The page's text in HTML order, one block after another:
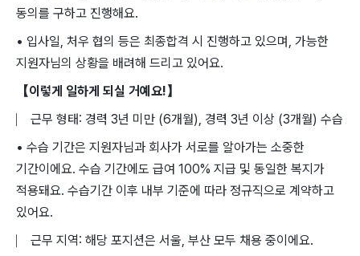
동의를 구하고 진행해요.
• 입사일, 처우 협의 등은 최종합격 시 진행하고 있으며, 가능한
지원자님의 상황을 배려해 드리고 있어요.
【이렇게 일하게 되실 거예요!】
⎸ 근무 형태: 경력 3년 미만 (6개월), 경력 3년 이상 (3개월) 수습
• 수습 기간은 지원자님과 회사가 서로를 알아가는 소중한
기간이에요. 수습 기간에도 급여 100% 지급 및 동일한 복지가
적용돼요. 수습기간 이후 내부 기준에 따라 정규직으로 계약하고
있어요.
⎸ 근무 지역: 해당 포지션은 서울, 부산 모두 채용 중이에요.